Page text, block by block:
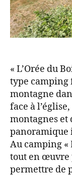
« L’Orée du
type
montagne
face à
montagnes et
panoramique
Au camping «
tout en œuvre
permettre de